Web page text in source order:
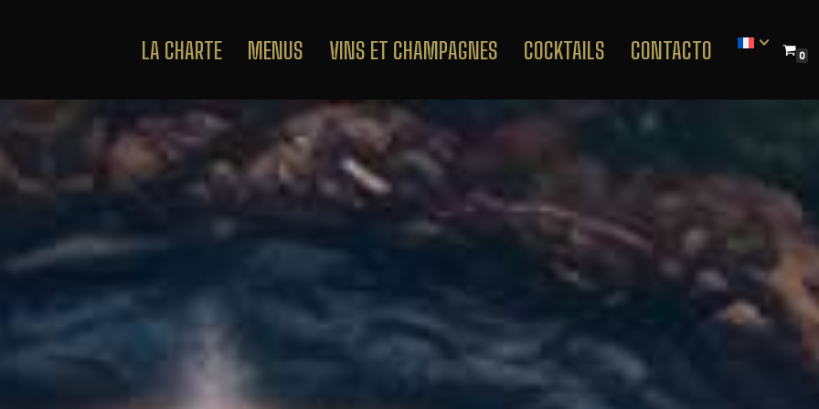
LA CHARTE MENUS VINS ET CHAMPAGNES COCKTAILS CONTACTO 0